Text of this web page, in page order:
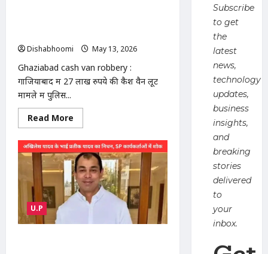
Dishabhoomi
May 13, 2026
Ghaziabad cash van robbery :
गाजियाबाद में 27 लाख रुपये की कैश वैन लूट
मामले में पुलिस...
Read More
more
Ghaziabad
cash
van
robbery
:
गाजियाबाद
में
27
कैश
U.P
Subscribe
to get
the
latest
news,
technology
updates,
business
insights,
and
breaking
stories
delivered
to
your
inbox.